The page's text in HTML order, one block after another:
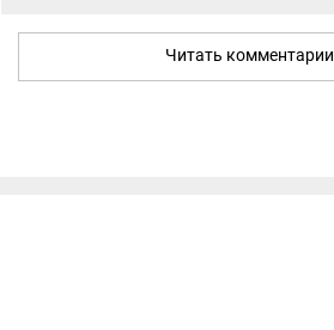
Читать комментарии